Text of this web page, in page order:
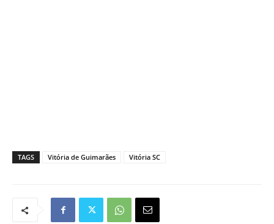
TAGS Vitória de Guimarães Vitória SC